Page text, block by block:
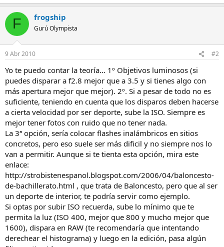
F frogship
Gurú Olympista
9 Abr 2010 #2
Yo te puedo contar la teoría... 1º Objetivos luminosos (si
puedes disparar a f2.8 mejor que a 3.5 y si tienes algo con
más apertura mejor que mejor). 2º. Si a pesar de todo no es
suficiente, teniendo en cuenta que los disparos deben hacerse
a cierta velocidad por ser deporte, sube la ISO. Siempre es
mejor tener fotos con ruido que no tener nada.
La 3ª opción, sería colocar flashes inalámbricos en sitios
concretos, pero eso suele ser más dificil y no siempre nos lo
van a permitir. Aunque si te tienta esta opción, mira este
enlace:
http://strobistenespanol.blogspot.com/2006/04/baloncesto-
de-bachillerato.html , que trata de Baloncesto, pero que al ser
un deporte de interior, te podría servir como ejemplo.
Si optas por subir ISO recuerda, sube lo mínimo que te
permita la luz (ISO 400, mejor que 800 y mucho mejor que
1600), dispara en RAW (te recomendaría que intentando
derechear el histograma) y luego en la edición, pasa algún